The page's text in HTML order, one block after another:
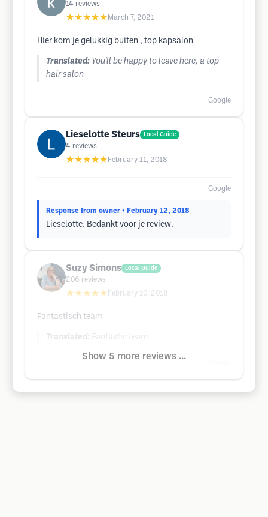
14 reviews
★★★★★ March 7, 2021
Hier kom je gelukkig buiten , top kapsalon
Translated: You'll be happy to leave here, a top
hair salon
Google
Lieselotte Steurs Local Guide
4 reviews
★★★★★ February 11, 2018
Google
Response from owner • February 12, 2018
Lieselotte. Bedankt voor je review.
Suzy Simons Local Guide
206 reviews
★★★★★ February 10, 2018
Fantastisch team
Translated: Fantastic team
Show 5 more reviews ...